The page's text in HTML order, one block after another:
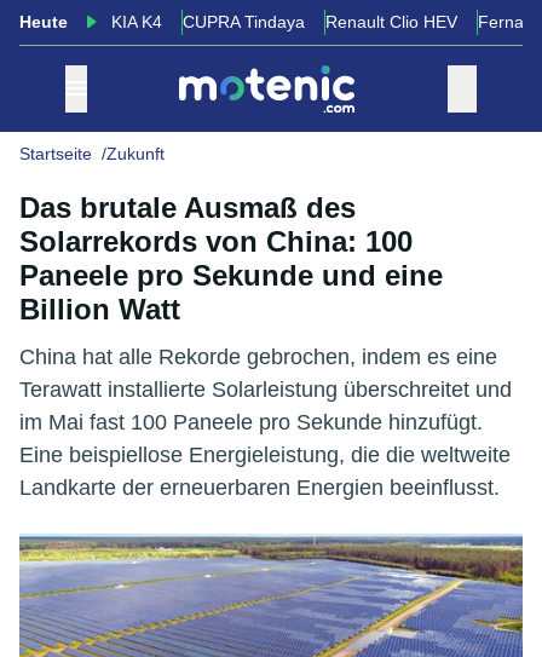
Heute KIA K4 CUPRA Tindaya Renault Clio HEV
Startseite Zukunft
Das brutale Ausmaß des
Solarrekords von China: 100
Paneele pro Sekunde und eine
Billion Watt
China hat alle Rekorde gebrochen, indem es eine
Terawatt installierte Solarleistung überschreitet und
im Mai fast 100 Paneele pro Sekunde hinzufügt.
Eine beispiellose Energieleistung, die die weltweite
Landkarte der erneuerbaren Energien beeinflusst.